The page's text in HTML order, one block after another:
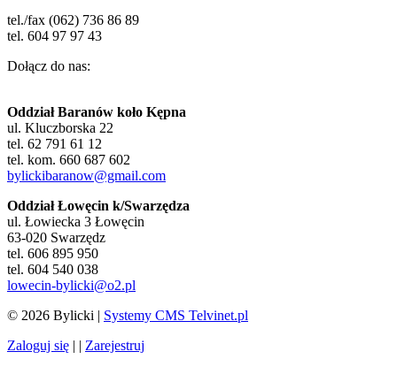
tel./fax (062) 736 86 89
tel. 604 97 97 43
Dołącz do nas:
Oddział Baranów koło Kępna
ul. Kluczborska 22
tel. 62 791 61 12
tel. kom. 660 687 602
bylickibaranow@gmail.com
Oddział Łowęcin k/Swarzędza
ul. Łowiecka 3 Łowęcin
63-020 Swarzędz
tel. 606 895 950
tel. 604 540 038
lowecin-bylicki@o2.pl
© 2026 Bylicki | Systemy CMS Telvinet.pl
Zaloguj się | | Zarejestruj